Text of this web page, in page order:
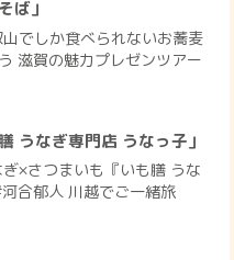
ば」
山でしか食べられないお蕎麦
滋賀の魅力プレゼンツアー
うなぎ専門店 うなっ子」
ぎ×さつまいも『いも膳 うな
合郁人 川越でご一緒旅